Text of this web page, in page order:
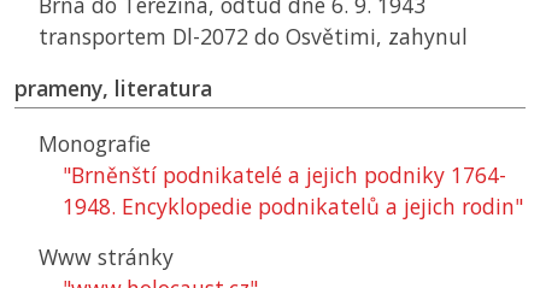
transportem Dl-2072 do Osvětimi, zahynul
prameny, literatura
Monografie
"Brněnští podnikatelé a jejich podniky 1764-
1948. Encyklopedie podnikatelů a jejich rodin"
Www stránky